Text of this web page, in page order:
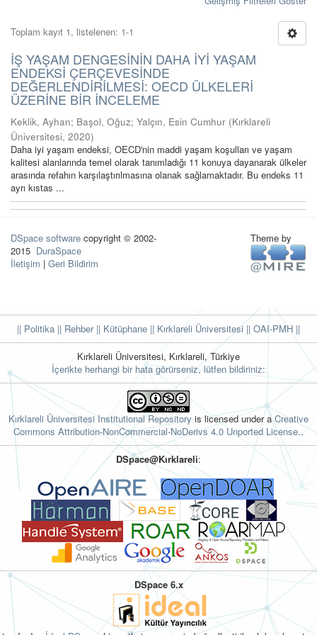
Toplam kayıt 1, listelenen: 1-1
İŞ YAŞAM DENGESİNİN DAHA İYİ YAŞAM
ENDEKSİ ÇERÇEVESİNDE
DEĞERLENDİRİLMESİ: OECD ÜLKELERİ
ÜZERİNE BİR İNCELEME
Keklik, Ayhan; Başol, Oğuz; Yalçın, Esin Cumhur (Kırklareli
Üniversitesi, 2020)
Daha iyi yaşam endeksi, OECD'nin maddi yaşam koşulları ve yaşam
kalitesi alanlarında temel olarak tanımladığı 11 konuya dayanarak ülkeler
arasında refahın karşılaştırılmasına olanak sağlamaktadır. Bu endeks 11
ayrı kıstas ...
DSpace software copyright © 2002-
2015 DuraSpace
İletişim | Geri Bildirim
Theme by
|| Politika || Rehber|| Kütüphane || Kırklareli Üniversitesi || OAI-PMH ||
Kırklareli Üniversitesi, Kırklareli, Türkiye
İçerikte herhangi bir hata görürseniz, lütfen bildiriniz:
Kırklareli Üniversitesi Institutional Repositoryis licensed under aCreative
Commons Attribution-NonCommercial-NoDerivs 4.0 Unported License..
DSpace@Kırklareli:
DSpace 6.x